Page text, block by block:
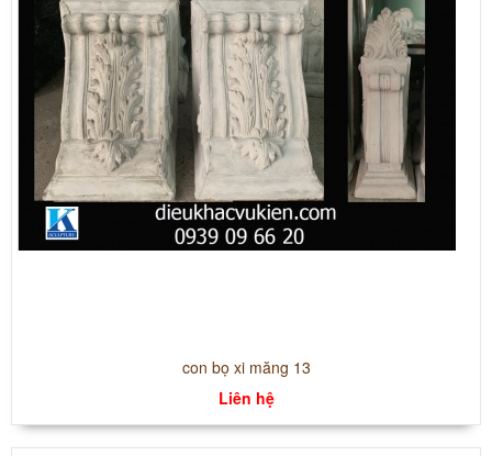
con bọ xi măng 13
Liên hệ